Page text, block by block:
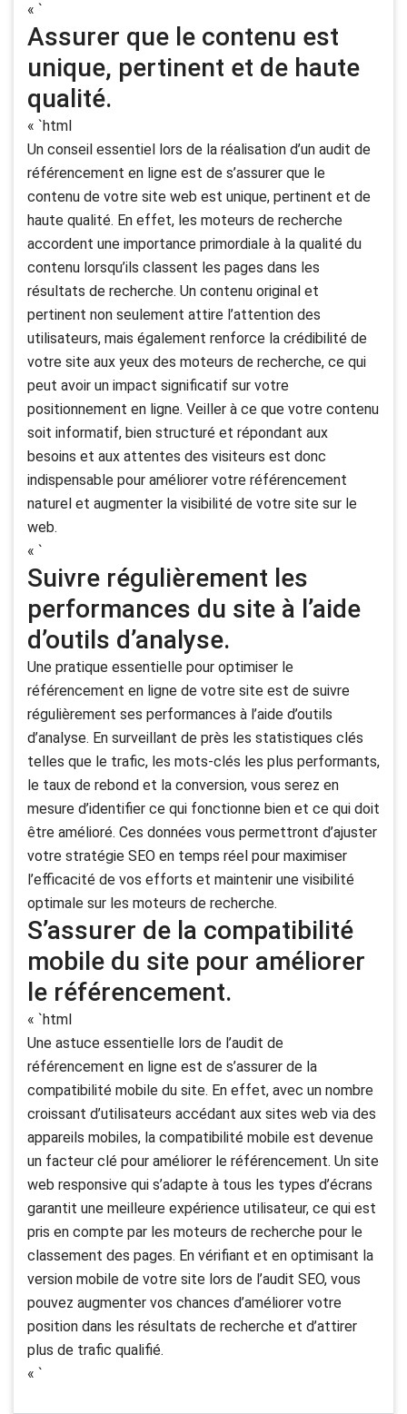
« `
Assurer que le contenu est
unique, pertinent et de haute
qualité.
« `html
Un conseil essentiel lors de la réalisation d’un audit de
référencement en ligne est de s’assurer que le
contenu de votre site web est unique, pertinent et de
haute qualité. En effet, les moteurs de recherche
accordent une importance primordiale à la qualité du
contenu lorsqu’ils classent les pages dans les
résultats de recherche. Un contenu original et
pertinent non seulement attire l’attention des
utilisateurs, mais également renforce la crédibilité de
votre site aux yeux des moteurs de recherche, ce qui
peut avoir un impact significatif sur votre
positionnement en ligne. Veiller à ce que votre contenu
soit informatif, bien structuré et répondant aux
besoins et aux attentes des visiteurs est donc
indispensable pour améliorer votre référencement
naturel et augmenter la visibilité de votre site sur le
web.
« `
Suivre régulièrement les
performances du site à l’aide
d’outils d’analyse.
Une pratique essentielle pour optimiser le
référencement en ligne de votre site est de suivre
régulièrement ses performances à l’aide d’outils
d’analyse. En surveillant de près les statistiques clés
telles que le trafic, les mots-clés les plus performants,
le taux de rebond et la conversion, vous serez en
mesure d’identifier ce qui fonctionne bien et ce qui doit
être amélioré. Ces données vous permettront d’ajuster
votre stratégie SEO en temps réel pour maximiser
l’efficacité de vos efforts et maintenir une visibilité
optimale sur les moteurs de recherche.
S’assurer de la compatibilité
mobile du site pour améliorer
le référencement.
« `html
Une astuce essentielle lors de l’audit de
référencement en ligne est de s’assurer de la
compatibilité mobile du site. En effet, avec un nombre
croissant d’utilisateurs accédant aux sites web via des
appareils mobiles, la compatibilité mobile est devenue
un facteur clé pour améliorer le référencement. Un site
web responsive qui s’adapte à tous les types d’écrans
garantit une meilleure expérience utilisateur, ce qui est
pris en compte par les moteurs de recherche pour le
classement des pages. En vérifiant et en optimisant la
version mobile de votre site lors de l’audit SEO, vous
pouvez augmenter vos chances d’améliorer votre
position dans les résultats de recherche et d’attirer
plus de trafic qualifié.
« `